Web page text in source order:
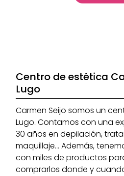
Centro de estética
Lugo
Carmen Seijo somos un
Lugo. Contamos con una
30 años en depilación,
maquillaje... Además,
con miles de productos
comprarlos donde y